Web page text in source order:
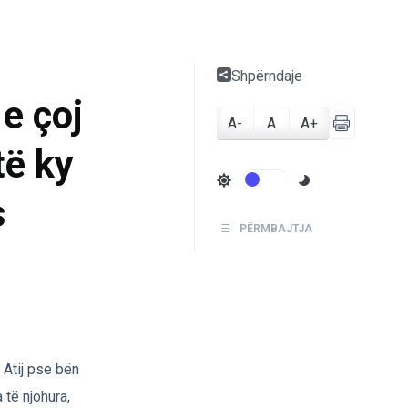
çoj
ky
Atij pse bën
njohura,
Shpërndaje
A- A A+
PËRMBAJTJA